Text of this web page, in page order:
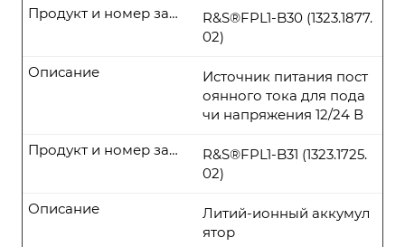
R&S®FPL1-B30 (1323.1877.
02)
Продукт и номер заказа
Источник питания пост
оянного тока для пода
чи напряжения 12/24 В
Описание
R&S®FPL1-B31 (1323.1725.
02)
Продукт и номер заказа
Литий-ионный аккумул
ятор
Описание